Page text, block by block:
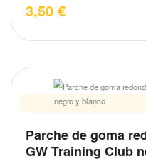
3,50 €
Parche de goma
GW Training Club